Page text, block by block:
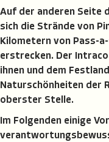
Auf der anderen Seite
sich die Strände von
Kilometern von Pass-
erstrecken. Der
ihnen und dem
Naturschönheiten der
oberster Stelle.
Im Folgenden einige